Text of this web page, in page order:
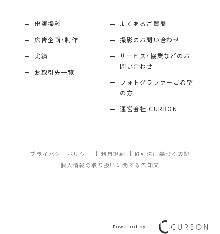
出張撮影
広告企画・制作
実績
お取引先一覧
よくあるご質問
撮影のお問い合わせ
サービス・協業などのお
問い合わせ
フォトグラファーご希望
の方
運営会社 CURBON
プライバシーボリシー 利用規約
取引法に基づく表記
個人情報の取り扱いに関する告知文
Powered by